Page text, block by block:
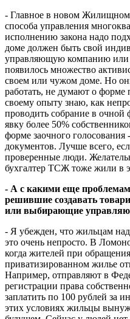
- Главное в новом Жилищном
способа управления
исполнению закона надо
доме должен быть свой
управляющую компанию или
появилось множество
своем или чужом доме. Но
работать, не думают о
своему опыту знаю, как
проводить собрание в очной
явку более 50%
форме заочного
документов. Лучше всего,
проверенные люди.
бухгалтер ТСЖ тоже жили в
- А с какими еще
решившие создавать
или выбирающие
- Я убежден, что жильцам
это очень непросто. В
когда жителей при
приватизированном жилье
Например, отправляют в
регистрации права
заплатить по 100 рублей за
этих условиях жильцы